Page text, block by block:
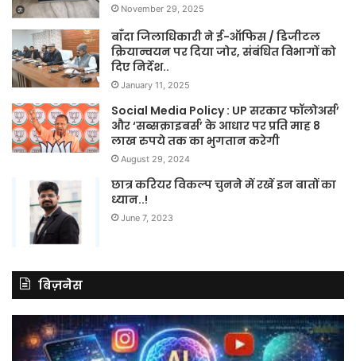
November 29, 2025
बाँदा जिलाधिकारी ने ई-ऑफिस / डिजीटल
क्रियान्वयन पर दिया जोर, संबंधित विभागों को
दिए निर्देश..
January 11, 2025
Social Media Policy : UP सरकार फॉलोअर्स’
और ‘सब्सक्राइबर्स’ के आधार पर प्रति माह 8
लाख रुपये तक का भुगतान करेगी
August 29, 2024
छात्र करियर विकल्प चुनने में रखें इन बातों का
ध्यान..!
June 7, 2023
बिज़नेस